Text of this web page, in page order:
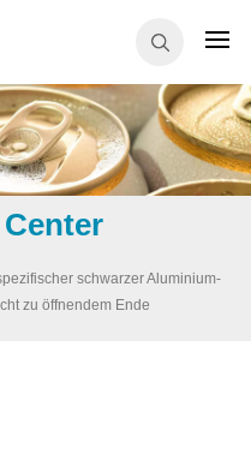
schwarzer Aluminium-
zu öffnendem Ende